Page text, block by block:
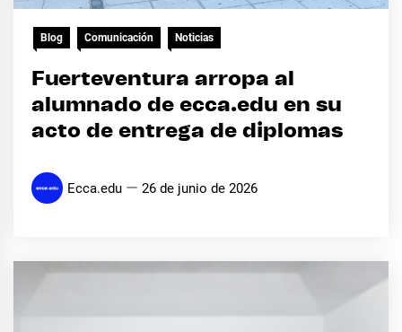
Blog Comunicación Noticias
Fuerteventura arropa al
alumnado de ecca.edu en su
acto de entrega de diplomas
Ecca.edu 26 de junio de 2026